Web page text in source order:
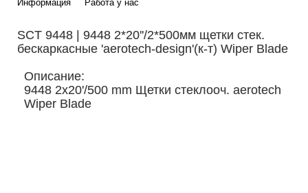
Информация
Работа у нас
SCT 9448 | 9448 2*20''/2*500мм щетки стек.
бескаркасные 'aerotech-design'(к-т) Wiper Blade
Описание:
9448 2х20'/500 mm Щетки стеклооч. aerotech
Wiper Blade